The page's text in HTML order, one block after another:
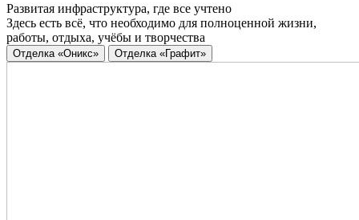
Развитая инфраструктура, где все учтено
Здесь есть всё, что необходимо для полноценной жизни,
работы, отдыха, учёбы и творчества
Отделка «Оникс» Отделка «Графит»